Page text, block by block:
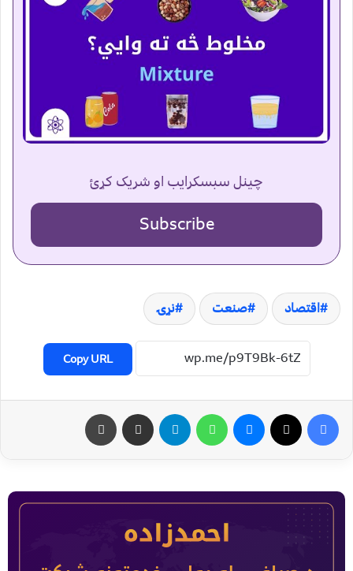
چینل سبسکرایب او شریک کړئ
Subscribe
اقتصاد صنعت نړۍ
Copy URL